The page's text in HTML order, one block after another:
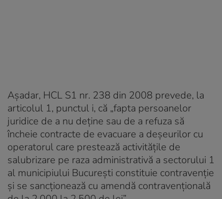
Aşadar, HCL S1 nr. 238 din 2008 prevede, la
articolul 1, punctul i, că „fapta persoanelor
juridice de a nu deţine sau de a refuza să
încheie contracte de evacuare a deşeurilor cu
operatorul care prestează activităţile de
salubrizare pe raza administrativă a sectorului 1
al municipiului Bucureşti constituie contravenţie
şi se sancţionează cu amendă contravenţională